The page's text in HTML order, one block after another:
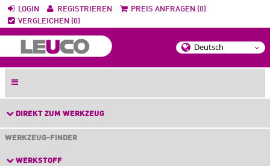
LOGIN REGISTRIEREN
PREIS ANFRAGEN (0)
VERGLEICHEN (0)
DIREKT ZUM WERKZEUG
WERKZEUG-FINDER
WERKSTOFF